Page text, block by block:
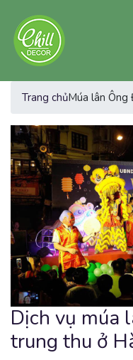
Trang chủMúa lân Ông
Dịch vụ múa
trung thu ở